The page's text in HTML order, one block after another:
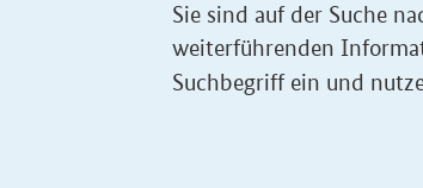
Sie sind auf der Suche
weiterführenden
Suchbegriff ein und